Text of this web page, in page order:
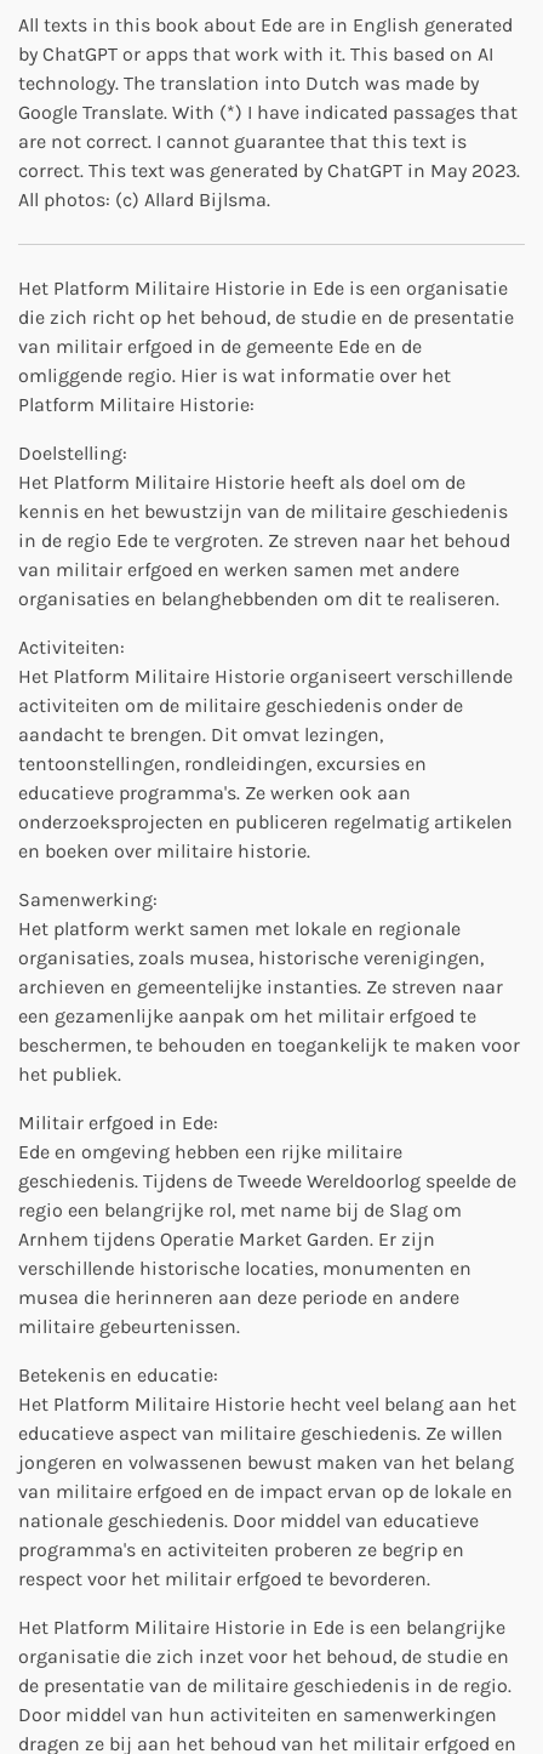
All texts in this book about Ede are in English generated
by ChatGPT or apps that work with it. This based on AI
technology. The translation into Dutch was made by
Google Translate. With (*) I have indicated passages that
are not correct. I cannot guarantee that this text is
correct. This text was generated by ChatGPT in May 2023.
All photos: (c) Allard Bijlsma.
Het Platform Militaire Historie in Ede is een organisatie
die zich richt op het behoud, de studie en de presentatie
van militair erfgoed in de gemeente Ede en de
omliggende regio. Hier is wat informatie over het
Platform Militaire Historie:
Doelstelling:
Het Platform Militaire Historie heeft als doel om de
kennis en het bewustzijn van de militaire geschiedenis
in de regio Ede te vergroten. Ze streven naar het behoud
van militair erfgoed en werken samen met andere
organisaties en belanghebbenden om dit te realiseren.
Activiteiten:
Het Platform Militaire Historie organiseert verschillende
activiteiten om de militaire geschiedenis onder de
aandacht te brengen. Dit omvat lezingen,
tentoonstellingen, rondleidingen, excursies en
educatieve programma's. Ze werken ook aan
onderzoeksprojecten en publiceren regelmatig artikelen
en boeken over militaire historie.
Samenwerking:
Het platform werkt samen met lokale en regionale
organisaties, zoals musea, historische verenigingen,
archieven en gemeentelijke instanties. Ze streven naar
een gezamenlijke aanpak om het militair erfgoed te
beschermen, te behouden en toegankelijk te maken voor
het publiek.
Militair erfgoed in Ede:
Ede en omgeving hebben een rijke militaire
geschiedenis. Tijdens de Tweede Wereldoorlog speelde de
regio een belangrijke rol, met name bij de Slag om
Arnhem tijdens Operatie Market Garden. Er zijn
verschillende historische locaties, monumenten en
musea die herinneren aan deze periode en andere
militaire gebeurtenissen.
Betekenis en educatie:
Het Platform Militaire Historie hecht veel belang aan het
educatieve aspect van militaire geschiedenis. Ze willen
jongeren en volwassenen bewust maken van het belang
van militaire erfgoed en de impact ervan op de lokale en
nationale geschiedenis. Door middel van educatieve
programma's en activiteiten proberen ze begrip en
respect voor het militair erfgoed te bevorderen.
Het Platform Militaire Historie in Ede is een belangrijke
organisatie die zich inzet voor het behoud, de studie en
de presentatie van de militaire geschiedenis in de regio.
Door middel van hun activiteiten en samenwerkingen
dragen ze bij aan het behoud van het militair erfgoed en